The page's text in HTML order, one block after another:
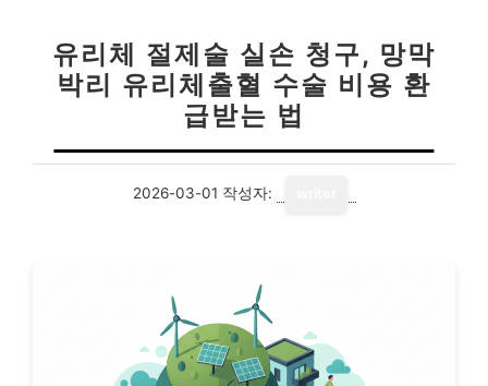
유리체 절제술 실손 청구, 망막
박리 유리체출혈 수술 비용 환
급받는 법
2026-03-01 작성자: